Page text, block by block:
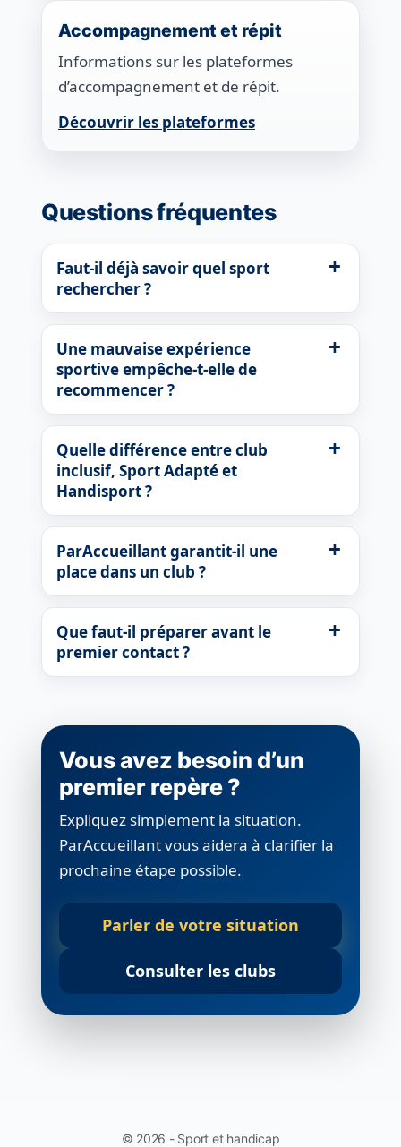
Accompagnement et répit
Informations sur les plateformes
d’accompagnement et de répit.
Découvrir les plateformes
Questions fréquentes
Faut-il déjà savoir quel sport
rechercher ?
Une mauvaise expérience
sportive empêche-t-elle de
recommencer ?
Quelle différence entre club
inclusif, Sport Adapté et
Handisport ?
ParAccueillant garantit-il une
place dans un club ?
Que faut-il préparer avant le
premier contact ?
Vous avez besoin d’un
premier repère ?
Expliquez simplement la situation.
ParAccueillant vous aidera à clarifier la
prochaine étape possible.
Parler de votre situation
Consulter les clubs
© 2026 - Sport et handicap